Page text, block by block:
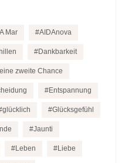
Mar AIDAnova
Dankbarkeit
eine zweite Chance
Entspannung
glücklich Glücksgefühl
Jaunti
Leben Liebe